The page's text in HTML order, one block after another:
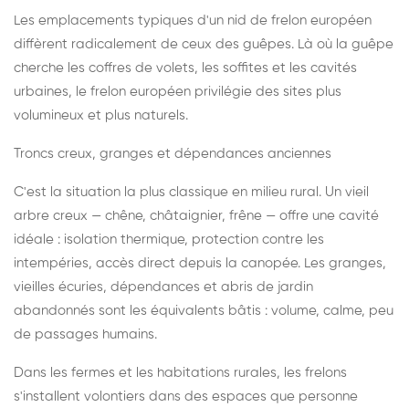
Les emplacements typiques d'un nid de frelon européen
diffèrent radicalement de ceux des guêpes. Là où la guêpe
cherche les coffres de volets, les soffites et les cavités
urbaines, le frelon européen privilégie des sites plus
volumineux et plus naturels.
Troncs creux, granges et dépendances anciennes
C'est la situation la plus classique en milieu rural. Un vieil
arbre creux — chêne, châtaignier, frêne — offre une cavité
idéale : isolation thermique, protection contre les
intempéries, accès direct depuis la canopée. Les granges,
vieilles écuries, dépendances et abris de jardin
abandonnés sont les équivalents bâtis : volume, calme, peu
de passages humains.
Dans les fermes et les habitations rurales, les frelons
s'installent volontiers dans des espaces que personne